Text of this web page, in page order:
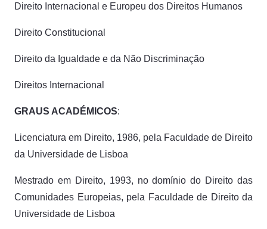
Direito Internacional e Europeu dos Direitos Humanos
Direito Constitucional
Direito da Igualdade e da Não Discriminação
Direitos Internacional
GRAUS ACADÉMICOS:
Licenciatura em Direito, 1986, pela Faculdade de Direito
da Universidade de Lisboa
Mestrado em Direito, 1993, no domínio do Direito das
Comunidades Europeias, pela Faculdade de Direito da
Universidade de Lisboa